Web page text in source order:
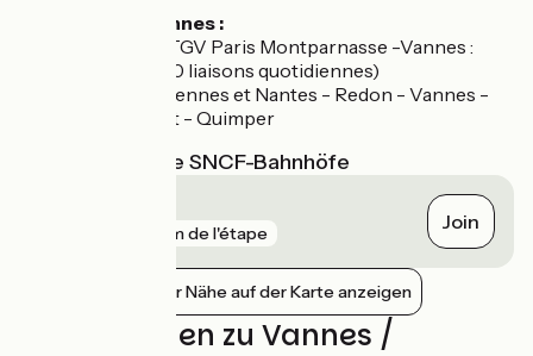
Gare de Vannes :
Ligne TGV Paris Montparnasse -Vannes :
3h15 (10 liaisons quotidiennes)
TER : Rennes et Nantes - Redon - Vannes -
Lorient - Quimper
Nächstgelegene SNCF-Bahnhöfe
2 km de l'étape Join
Bahnhöfe in der Nähe auf der Karte anzeigen
Bewertungen zu Vannes /